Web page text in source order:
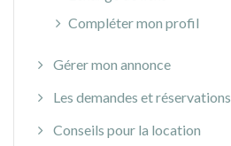
Compléter mon profil
Gérer mon annonce
Les demandes et réservations
Conseils pour la location